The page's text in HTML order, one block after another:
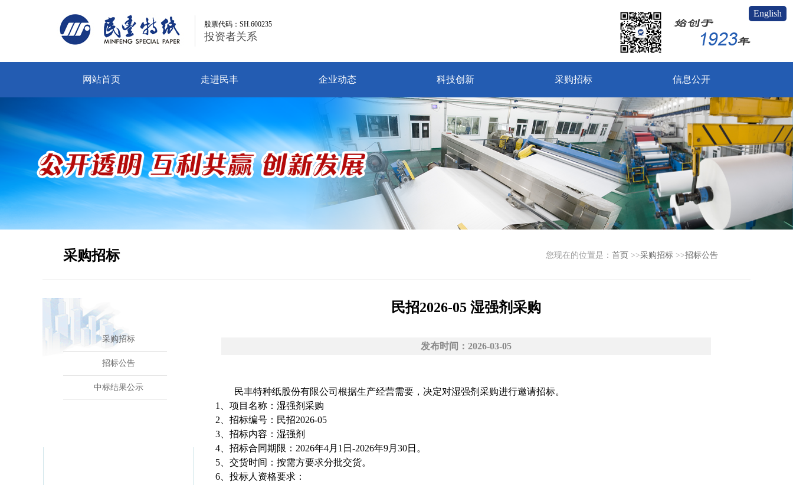
股票代码：SH.600235
投资者关系
股票代码：SH.600235
投资者关系
English
网站首页 走进民丰 企业动态 科技创新 采购招标 信息公开
采购招标 您现在的位置是： 首页 >>采购招标 >>招标公告
采购招标
招标公告
中标结果公示
民招2026-05 湿强剂采购
发布时间：2026-03-05
民丰特种纸股份有限公司根据生产经营需要，决定对湿强剂采购进行邀请招标。
1
、项目名称：湿强剂采购
2 、招标编号：民招2026-05
3 、招标内容： 湿强剂
4 、招标合同期限： 2026年4月 1 日 -2026年9月 30日。
5 、交货时间：按需方要求分批交货。
6 、投标人资格要求：